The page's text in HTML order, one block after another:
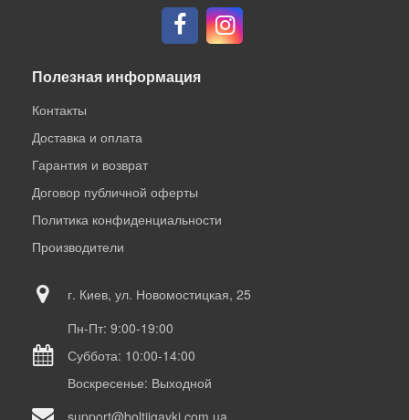
Полезная информация
Контакты
Доставка и оплата
Гарантия и возврат
Договор публичной оферты
Политика конфиденциальности
Производители
г. Киев, ул. Новомостицкая, 25
Пн-Пт: 9:00-19:00
Суббота: 10:00-14:00
Воскресенье: Выходной